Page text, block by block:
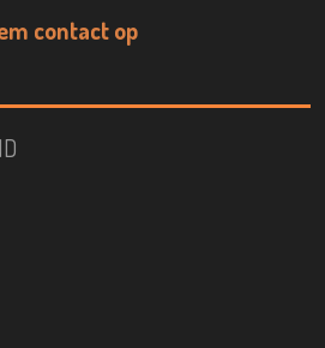
contact op